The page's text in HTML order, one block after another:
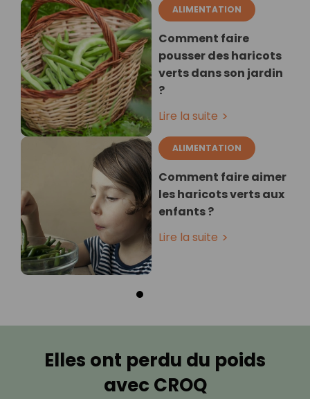
ALIMENTATION
Comment faire
pousser des haricots
verts dans son jardin
?
Lire la suite
ALIMENTATION
Comment faire aimer
les haricots verts aux
enfants ?
Lire la suite
Elles ont perdu du poids
avec CROQ